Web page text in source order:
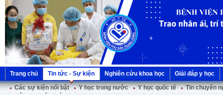
Trang chủ Tin tức - Sự kiện Nghiên cứu khoa học
Giải đáp y học
Các sự kiện nổi bật
Y học trong nước Y học quốc tế
Tin chuyên